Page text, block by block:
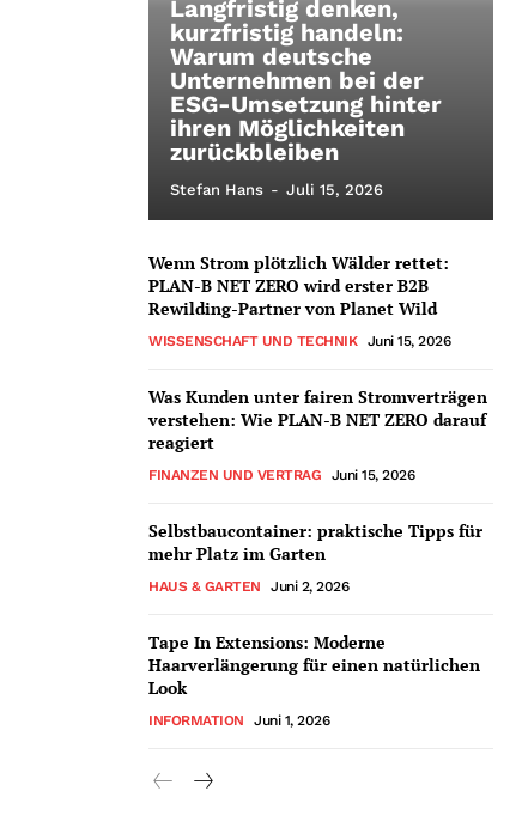
Langfristig denken,
kurzfristig handeln:
Warum deutsche
Unternehmen bei der
ESG-Umsetzung hinter
ihren Möglichkeiten
zurückbleiben
Stefan Hans - Juli 15, 2026
Wenn Strom plötzlich Wälder rettet:
PLAN-B NET ZERO wird erster B2B
Rewilding-Partner von Planet Wild
WISSENSCHAFT UND TECHNIK Juni 15, 2026
Was Kunden unter fairen Stromverträgen
verstehen: Wie PLAN-B NET ZERO darauf
reagiert
FINANZEN UND VERTRAG Juni 15, 2026
Selbstbaucontainer: praktische Tipps für
mehr Platz im Garten
HAUS & GARTEN Juni 2, 2026
Tape In Extensions: Moderne
Haarverlängerung für einen natürlichen
Look
INFORMATION Juni 1, 2026